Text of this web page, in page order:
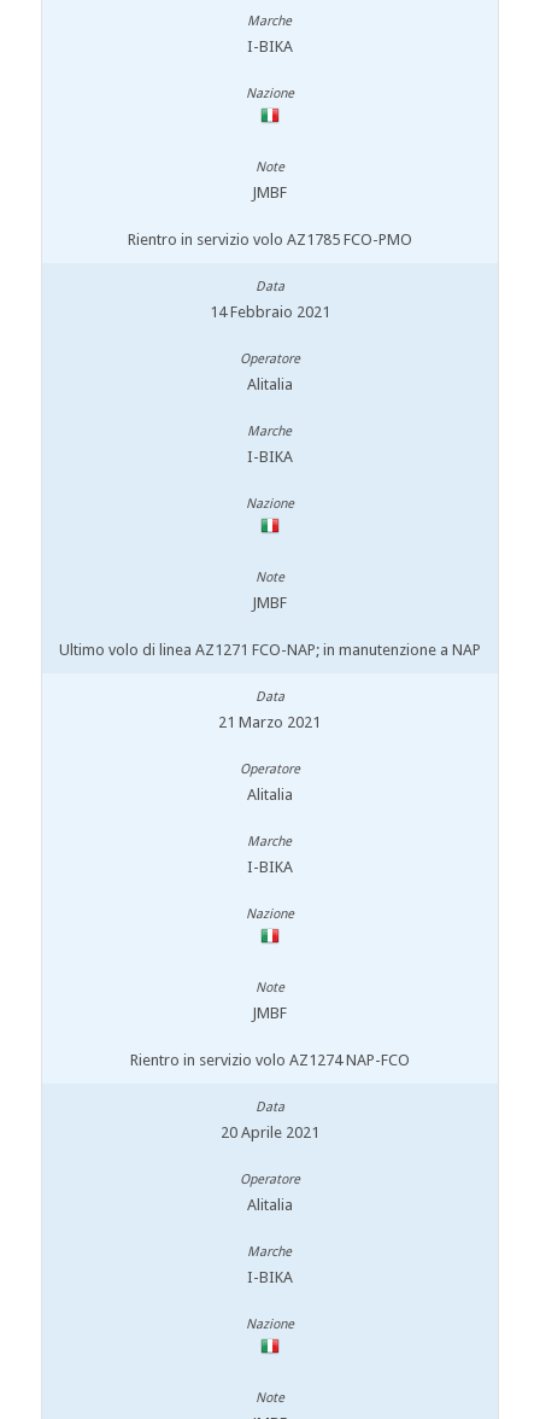
I-BIKA
JMBF
Rientro in servizio volo AZ1785 FCO-PMO
14 Febbraio 2021
Alitalia
I-BIKA
JMBF
Ultimo volo di linea AZ1271 FCO-NAP; in manutenzione a NAP
21 Marzo 2021
Alitalia
I-BIKA
JMBF
Rientro in servizio volo AZ1274 NAP-FCO
20 Aprile 2021
Alitalia
I-BIKA